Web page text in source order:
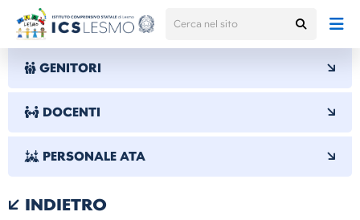
GENITORI
DOCENTI
PERSONALE ATA
INDIETRO